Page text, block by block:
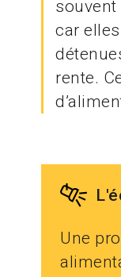
car
rente.
Une